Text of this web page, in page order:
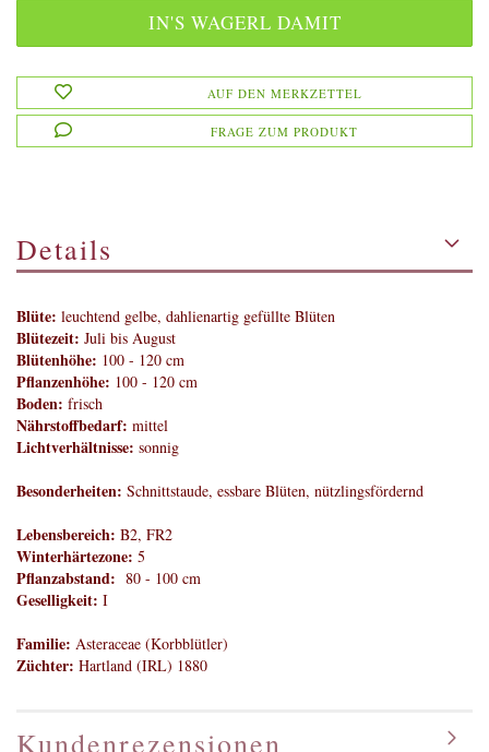
AUF DEN MERKZETTEL
FRAGE ZUM PRODUKT
Details
Blüte: leuchtend gelbe, dahlienartig gefüllte Blüten
Blütezeit: Juli bis August
Blütenhöhe: 100 - 120 cm
Pflanzenhöhe: 100 - 120 cm
Boden: frisch
Nährstoffbedarf: mittel
Lichtverhältnisse: sonnig
Besonderheiten: Schnittstaude, essbare Blüten, nützlingsfördernd
Lebensbereich: B2, FR2
Winterhärtezone: 5
Pflanzabstand: 80 - 100 cm
Geselligkeit: I
Familie: Asteraceae (Korbblütler)
Züchter: Hartland (IRL) 1880
Kundenrezensionen